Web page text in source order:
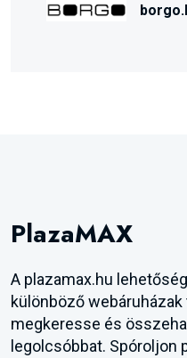
PlazaMAX
A plazamax.hu
különböző
megkeresse és
legolcsóbbat. Spóroljon